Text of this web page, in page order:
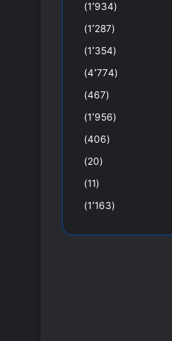
(1٬934)
(1٬287)
(1٬354)
(4٬774)
(467)
(1٬956)
(406)
(20)
(11)
(1٬163)